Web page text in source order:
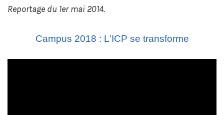
Reportage du 1er mai 2014.
Campus 2018 : L'ICP se transforme